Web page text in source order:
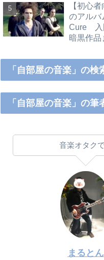
【初心
のアルバ
Cure 入
暗黒作品
「自部屋の音楽」の検
「自部屋の音楽」の筆
音楽オタク
まるとん